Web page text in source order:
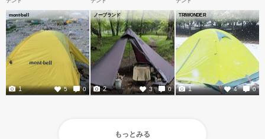
mont-bell
5 0
1
ノーブランド
3 0
2
TRIWONDER
4 0
1
もっとみる